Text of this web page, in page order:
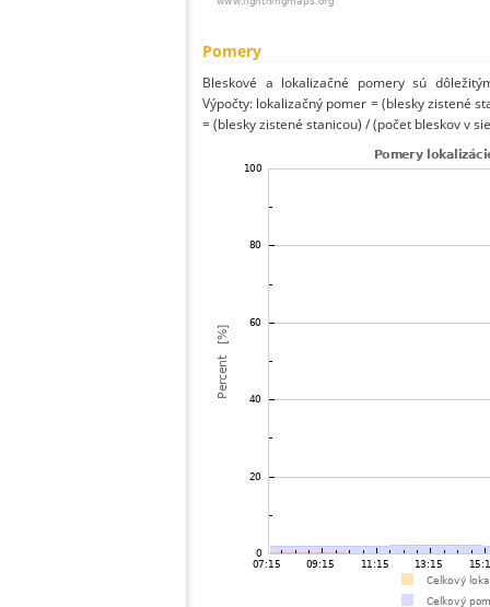
Pomery
Bleskové a lokalizačné pomery sú
Výpočty: lokalizačný pomer = (blesky zistené
= (blesky zistené stanicou) / (počet bleskov v